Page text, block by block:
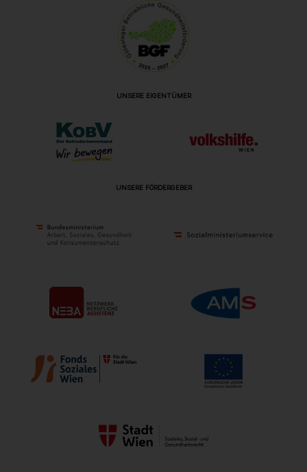
UNSERE EIGENTÜMER
UNSERE FÖRDERGEBER